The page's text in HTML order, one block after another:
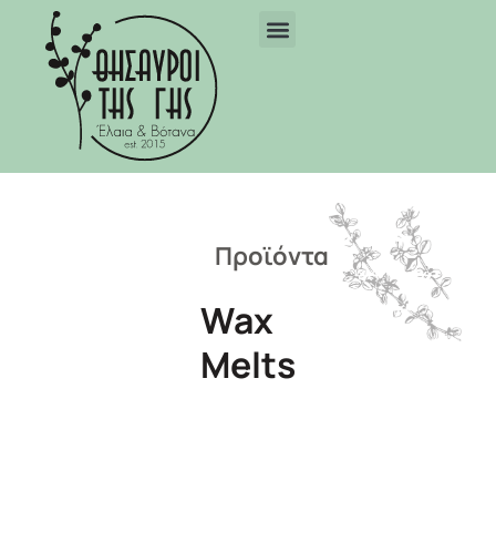
Προϊόντα
Wax
Melts